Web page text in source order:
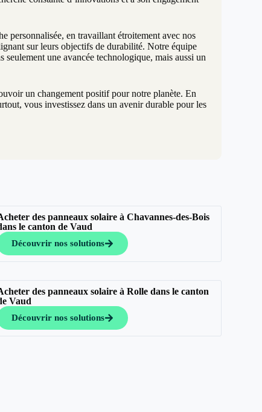
personnalisée, en travaillant étroitement avec nos
sur leurs objectifs de durabilité. Notre équipe
seulement une avancée technologique, mais aussi un
un changement positif pour notre planète. En
vous investissez dans un avenir durable pour les
des panneaux solaire à Chavannes-des-Bois
le canton de Vaud
Découvrir nos solutions
des panneaux solaire à Rolle dans le canton
Vaud
Découvrir nos solutions